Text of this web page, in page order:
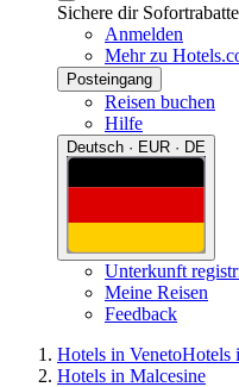
Sichere dir
Anmelden
Mehr zu
Posteingang
Reisen buchen
Hilfe
Deutsch · EUR · DE
Unterkunft
Meine Reisen
Feedback
Hotels in VenetoHotels
Hotels in Malcesine